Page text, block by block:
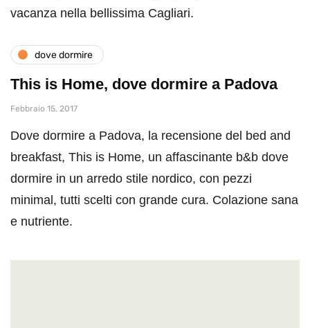
vacanza nella bellissima Cagliari.
dove dormire
This is Home, dove dormire a Padova
Febbraio 15, 2017
Dove dormire a Padova, la recensione del bed and
breakfast, This is Home, un affascinante b&b dove
dormire in un arredo stile nordico, con pezzi
minimal, tutti scelti con grande cura. Colazione sana
e nutriente.